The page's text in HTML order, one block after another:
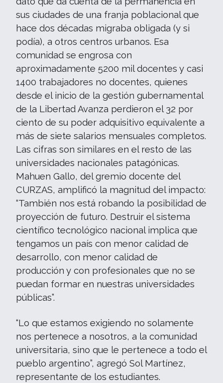
sus ciudades de una franja poblacional que
hace dos décadas migraba obligada (y si
podía), a otros centros urbanos. Esa
comunidad se engrosa con
aproximadamente 5200 mil docentes y casi
1400 trabajadores no docentes, quienes
desde el inicio de la gestión gubernamental
de la Libertad Avanza perdieron el 32 por
ciento de su poder adquisitivo equivalente a
más de siete salarios mensuales completos.
Las cifras son similares en el resto de las
universidades nacionales patagónicas.
Mahuen Gallo, del gremio docente del
CURZAS, amplificó la magnitud del impacto:
“También nos está robando la posibilidad de
proyección de futuro. Destruir el sistema
científico tecnológico nacional implica que
tengamos un país con menor calidad de
desarrollo, con menor calidad de
producción y con profesionales que no se
puedan formar en nuestras universidades
públicas”.
“Lo que estamos exigiendo no solamente
nos pertenece a nosotros, a la comunidad
universitaria, sino que le pertenece a todo el
pueblo argentino”, agregó Sol Martínez,
representante de los estudiantes.